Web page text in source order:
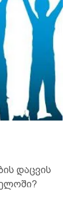
დაცვის